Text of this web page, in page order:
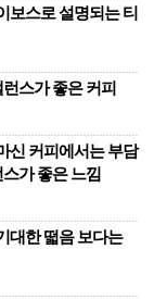
보스로 설명되는 티
스가 좋은 커피
신 커피에서는 부담
가 좋은 느낌
대한 떫음 보다는